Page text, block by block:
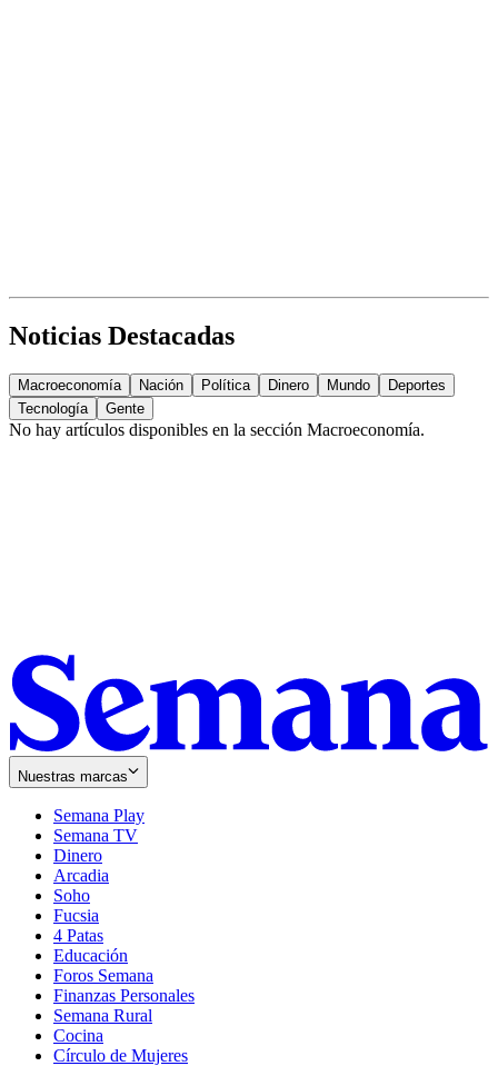
Noticias Destacadas
Macroeconomía Nación Política Dinero Mundo
Deportes
Tecnología
Gente
No hay artículos disponibles en la sección Macroeconomía.
Nuestras marcas
Semana Play
Semana TV
Dinero
Arcadia
Soho
in
new
window
Fucsia
in
new
window
4 Patas
Educación
Foros Semana
Finanzas Personales
Semana Rural
Cocina
Círculo de Mujeres